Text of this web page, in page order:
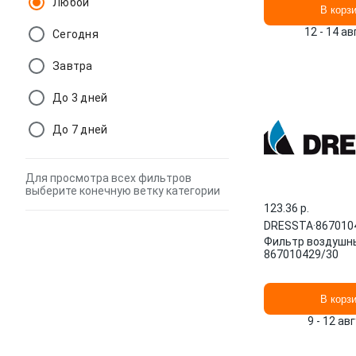
Сегодня
Завтра
До 3 дней
До 7 дней
Для просмотра всех фильтров
выберите конечную ветку категории
В
12 - 14
123.36 p.
DRESSTA·
Фильтр
867010429/30
В
9 - 12